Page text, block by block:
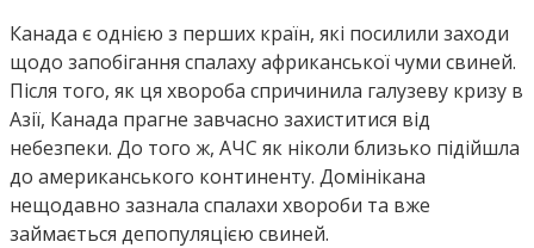
Канада є однією з перших країн, які посилили заходи
щодо запобігання спалаху африканської чуми свиней.
Після того, як ця хвороба спричинила галузеву кризу в
Азії, Канада прагне завчасно захиститися від
небезпеки. До того ж, АЧС як ніколи близько підійшла
до американського континенту. Домінікана
нещодавно зазнала спалахи хвороби та вже
займається депопуляцією свиней.